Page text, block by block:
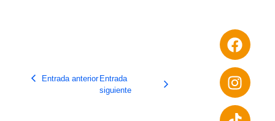
Entrada anterior Entrada
siguiente